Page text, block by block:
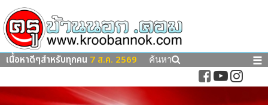
เนื้อหาดีๆสำหรับทุกคน 7 ส.ค. 2569 ค้นหา ☰